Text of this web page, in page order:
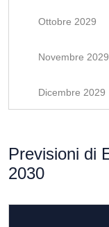
Ottobre 2029
Novembre 2029
Dicembre 2029
Previsioni di
2030